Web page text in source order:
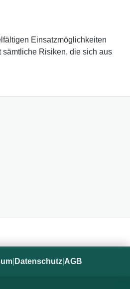
Einsatzmöglichkeiten
sämtliche Risiken, die sich aus
Datenschutz AGB